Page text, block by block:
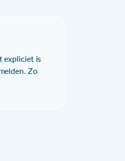
expliciet is
Zo